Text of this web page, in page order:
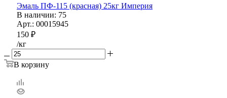
Эмаль ПФ-115 (красная) 25кг Империя
В наличии: 75
Арт.: 00015945
150 ₽
/кг
В корзину